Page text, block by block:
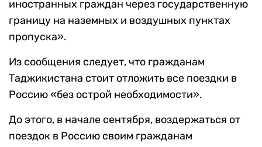
иностранных граждан через государственную
границу на наземных и воздушных пунктах
пропуска».
Из сообщения следует, что гражданам
Таджикистана стоит отложить все поездки в
Россию «без острой необходимости».
До этого, в начале сентября, воздержаться от
поездок в Россию своим гражданам